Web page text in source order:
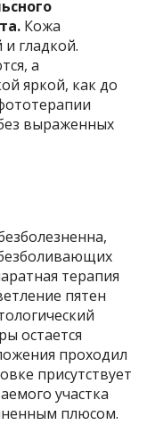
Кожа
и гладкой.
а
яркой, как до
выраженных
терапия
пятен
остается
проходил
присутствует
участка
плюсом.